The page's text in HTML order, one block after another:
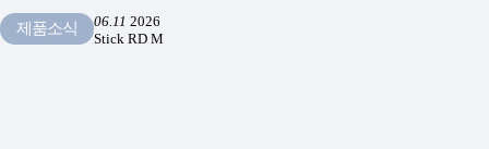
제품소식 06.11 2026
Stick RD M